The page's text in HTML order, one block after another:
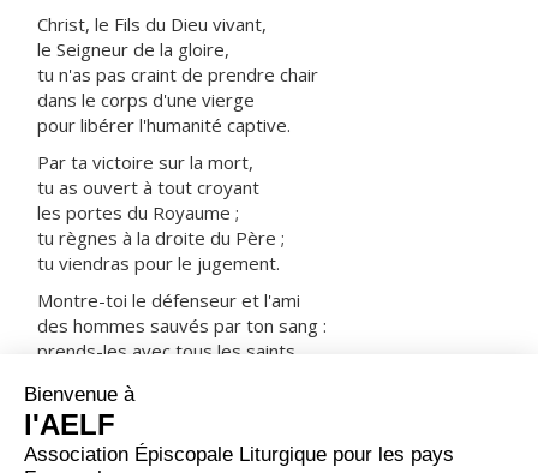
Christ, le Fils du Dieu vivant,
le Seigneur de la gloire,
tu n'as pas craint de prendre chair
dans le corps d'une vierge
pour libérer l'humanité captive.
Par ta victoire sur la mort,
tu as ouvert à tout croyant
les portes du Royaume ;
tu règnes à la droite du Père ;
tu viendras pour le jugement.
Montre-toi le défenseur et l'ami
des hommes sauvés par ton sang :
prends-les avec tous les saints
ORAISON
Dieu qui as instruit le monde entier par la parole de